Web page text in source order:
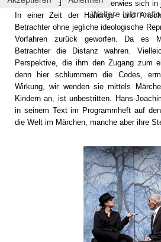
Theaterabend zu gestalten, erwies sich
In einer Zeit der Haltungs- und
Betrachter ohne jegliche ideologische
Vorfahren zurück geworfen. Da es
Betrachter die Distanz wahren.
Perspektive, die ihm den Zugang zum
denn hier schlummern die Codes,
Wirkung, wir wenden sie mittels
Kindern an, ist unbestritten. Hans-
in seinem Text im Programmheft auf
die Welt im Märchen, manche aber ihre
Weitere